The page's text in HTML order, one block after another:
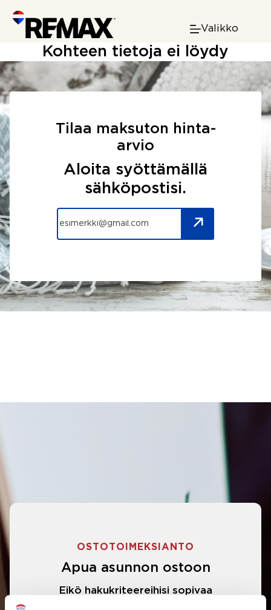
content
Valikko
Kohteen tietoja ei löydy
Tilaa maksuton hinta-
arvio
Aloita syöttämällä
sähköpostisi.
OSTOTOIMEKSIANTO
Apua asunnon ostoon
Eikö hakukriteereihisi sopivaa